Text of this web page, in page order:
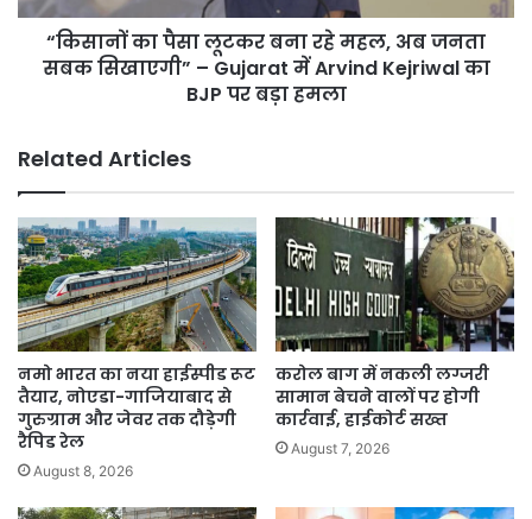
Cases
रही’
जनता
सिखाएगी”
Arvind
Kejriwal
का
BJP
पर
बड़ा
हमला
“किसानों का पैसा लूटकर बना रहे महल, अब जनता
सबक सिखाएगी” – Gujarat में Arvind Kejriwal का
BJP पर बड़ा हमला
Related Articles
नमो भारत का नया हाईस्पीड रूट
तैयार, नोएडा-गाजियाबाद से
गुरुग्राम और जेवर तक दौड़ेगी
रैपिड रेल
August 8, 2026
करोल बाग में नकली लग्जरी
सामान बेचने वालों पर होगी
कार्रवाई, हाईकोर्ट सख्त
August 7, 2026